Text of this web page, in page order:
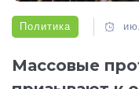
Политика
Массовые